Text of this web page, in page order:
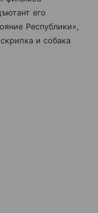
его
Республики»,
и собака